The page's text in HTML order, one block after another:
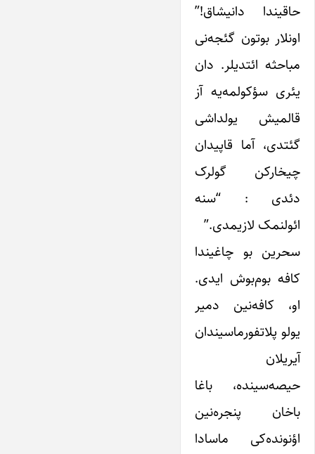
حاقیندا دانیشاق!”
اونلار بوتون گئجه‌نی
مباحثه ائتدیلر. دان
یئری سؤکولمه‌یه آز
قالمیش یولداشی
گئتدی، آما قاپیدان
چیخارکن گولرک
دئدی : “سنه
ائولنمک لازیمدی.”
سحرین بو چاغیندا
کافه بوم‌بوش ایدی.
او، کافه‌نین دمیر
یولو پلاتفورماسیندان
آیریلان
حیصه‌سینده، باغا
باخان پنجره‌نین
اؤنونده‌کی ماسادا